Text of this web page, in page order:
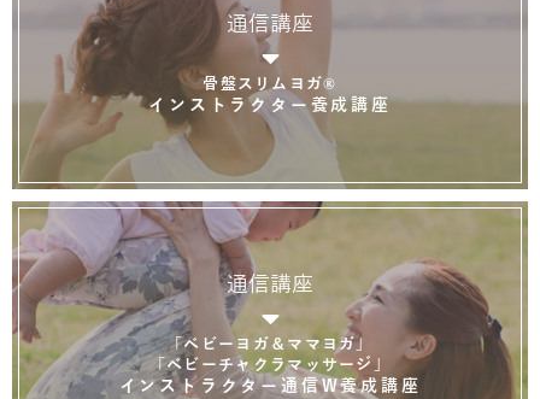
通信講座
骨盤スリムヨガ®
インストラクター養成講座
通信講座
「ベビーヨガ＆ママヨガ」
「ベビーチャクラマッサージ」
インストラクター通信W養成講座